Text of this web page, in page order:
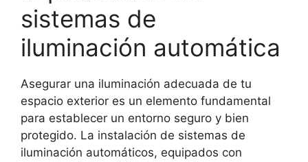
sistemas de
iluminación automática
Asegurar una iluminación adecuada de tu
espacio exterior es un elemento fundamental
para establecer un entorno seguro y bien
protegido. La instalación de sistemas de
iluminación automáticos, equipados con